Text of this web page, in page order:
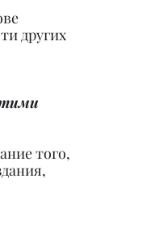
других
того,